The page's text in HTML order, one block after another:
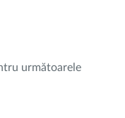
următoarele